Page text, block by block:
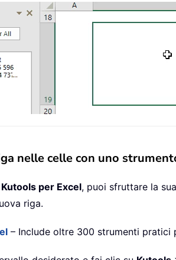
nelle celle con uno
Kutools per Excel, puoi sfruttare la
riga.
– Include oltre 300 strumenti